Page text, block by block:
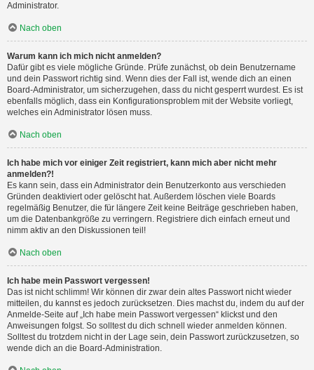
Administrator.
Nach oben
Warum kann ich mich nicht anmelden?
Dafür gibt es viele mögliche Gründe. Prüfe zunächst, ob dein Benutzername
und dein Passwort richtig sind. Wenn dies der Fall ist, wende dich an einen
Board-Administrator, um sicherzugehen, dass du nicht gesperrt wurdest. Es ist
ebenfalls möglich, dass ein Konfigurationsproblem mit der Website vorliegt,
welches ein Administrator lösen muss.
Nach oben
Ich habe mich vor einiger Zeit registriert, kann mich aber nicht mehr
anmelden?!
Es kann sein, dass ein Administrator dein Benutzerkonto aus verschieden
Gründen deaktiviert oder gelöscht hat. Außerdem löschen viele Boards
regelmäßig Benutzer, die für längere Zeit keine Beiträge geschrieben haben,
um die Datenbankgröße zu verringern. Registriere dich einfach erneut und
nimm aktiv an den Diskussionen teil!
Nach oben
Ich habe mein Passwort vergessen!
Das ist nicht schlimm! Wir können dir zwar dein altes Passwort nicht wieder
mitteilen, du kannst es jedoch zurücksetzen. Dies machst du, indem du auf der
Anmelde-Seite auf „Ich habe mein Passwort vergessen“ klickst und den
Anweisungen folgst. So solltest du dich schnell wieder anmelden können.
Solltest du trotzdem nicht in der Lage sein, dein Passwort zurückzusetzen, so
wende dich an die Board-Administration.